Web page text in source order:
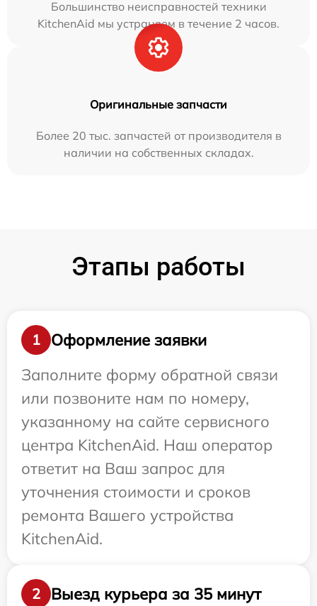
Большинство неисправностей техники
KitchenAid мы устраняем в течение 2 часов.
Оригинальные запчасти
Более 20 тыс. запчастей от производителя в
наличии на собственных складах.
Этапы работы
1
Оформление заявки
Заполните форму обратной связи
или позвоните нам по номеру,
указанному на сайте сервисного
центра KitchenAid. Наш оператор
ответит на Ваш запрос для
уточнения стоимости и сроков
ремонта Вашего устройства
KitchenAid.
2 Выезд курьера за 35 минут